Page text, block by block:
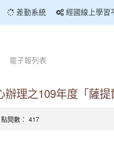
差勤系統 經國線上學習
電子報列表
理之109年度「薩提
閱數： 417